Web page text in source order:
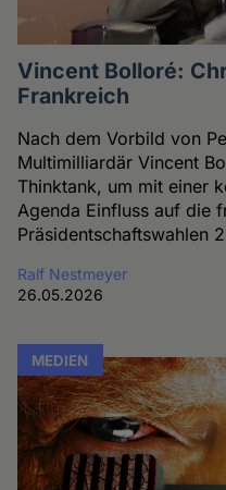
Vincent Bolloré:
Frankreich
Nach dem Vorbild von
Multimilliardär Vincent
Thinktank, um mit einer
Agenda Einfluss auf die
Präsidentschaftswahlen
Ralf Nestmeyer
26.05.2026
MEDIEN